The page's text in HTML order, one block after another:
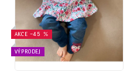
Značky
Měna
(CZK)
u
k
t
AKCE –45 %
VÝPRODEJ